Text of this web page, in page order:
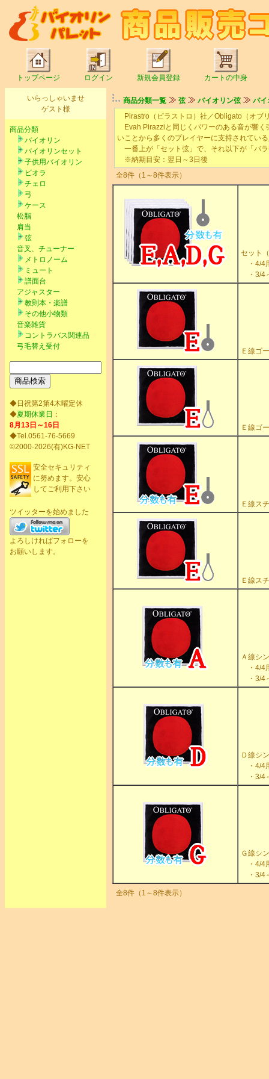
トップページ ログイン 新規会員登録 カートの中身
いらっしゃいませ
ゲスト様
商品分類
バイオリン
バイオリンセット
子供用バイオリン
ビオラ
チェロ
弓
ケース
松脂
肩当
弦
音叉、チューナー
メトロノーム
ミュート
譜面台
アジャスター
教則本・楽譜
その他小物類
音楽雑貨
コントラバス関連品
弓毛替え受付
◆日祝第2第4木曜定休
◆夏期休業日 ：
8月13日～16日
◆Tel.0561-76-5669
©2000-2026(有)KG-NET
安全セキュリティ
に努めます。安心
してご利用下さい
ツイッターを始めました
よろしければフォローを
お願いします。
商品分類一覧 弦 バイオリン弦
バイ
Pirastro（ピラストロ）社／Obligato（オブ
Evah Pirazziと同じくパワーのある音が響く
いことから多くのプレイヤーに支持されてい
一番上が「セット弦」で、それ以下が「バ
※納期目安：翌日～3日後
全8件（1～8件表示）
セット
・4/4
・3/4
Ｅ線ゴ
Ｅ線ゴ
Ｅ線ス
Ｅ線ス
Ａ線シ
・4/4
・3/4
Ｄ線シ
・4/4
・3/4
Ｇ線シ
・4/4
・3/4
全8件（1～8件表示）